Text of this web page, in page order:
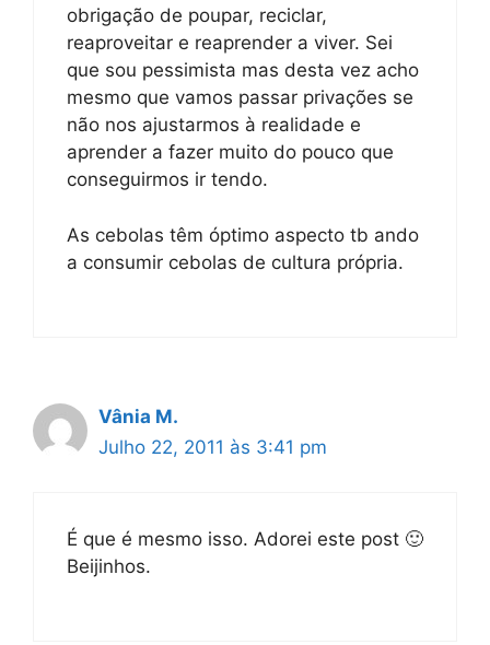
obrigação de poupar, reciclar,
reaproveitar e reaprender a viver. Sei
que sou pessimista mas desta vez acho
mesmo que vamos passar privações se
não nos ajustarmos à realidade e
aprender a fazer muito do pouco que
conseguirmos ir tendo.
As cebolas têm óptimo aspecto tb ando
a consumir cebolas de cultura própria.
Vânia M.
Julho 22, 2011 às 3:41 pm
É que é mesmo isso. Adorei este post 🙂
Beijinhos.